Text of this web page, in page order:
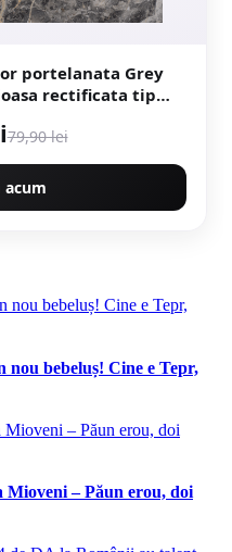
portelanata Grey
79,90 lei
acum
nou bebeluș! Cine e Tepr,
– Păun erou, doi